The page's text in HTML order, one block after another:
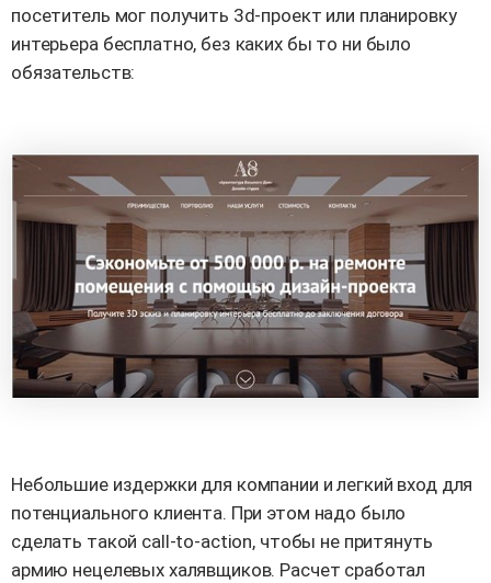
посетитель мог получить 3d-проект или планировку
интерьера бесплатно, без каких бы то ни было
обязательств:
Небольшие издержки для компании и легкий вход для
потенциального клиента. При этом надо было
сделать такой call-to-action, чтобы не притянуть
армию нецелевых халявщиков. Расчет сработал